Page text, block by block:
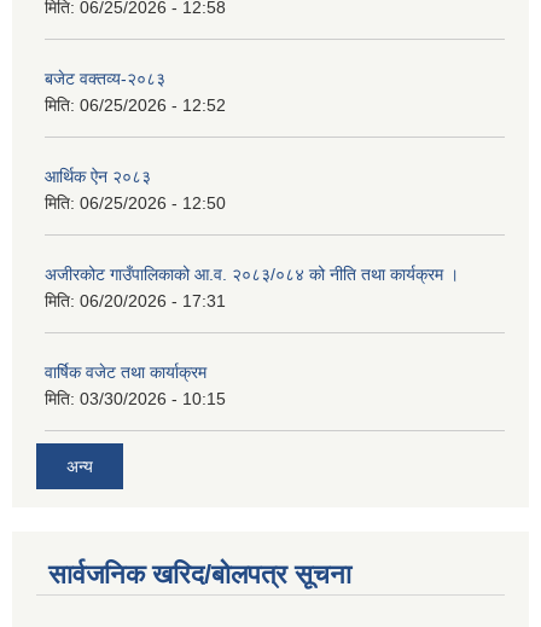
मिति: 06/25/2026 - 12:58
बजेट वक्तव्य-२०८३
मिति: 06/25/2026 - 12:52
आर्थिक ऐन २०८३
मिति: 06/25/2026 - 12:50
अजीरकोट गाउँपालिकाको आ.व. २०८३/०८४ को नीति तथा कार्यक्रम ।
मिति: 06/20/2026 - 17:31
वार्षिक वजेट तथा कार्याक्रम
मिति: 03/30/2026 - 10:15
अन्य
सार्वजनिक खरिद/बोलपत्र सूचना